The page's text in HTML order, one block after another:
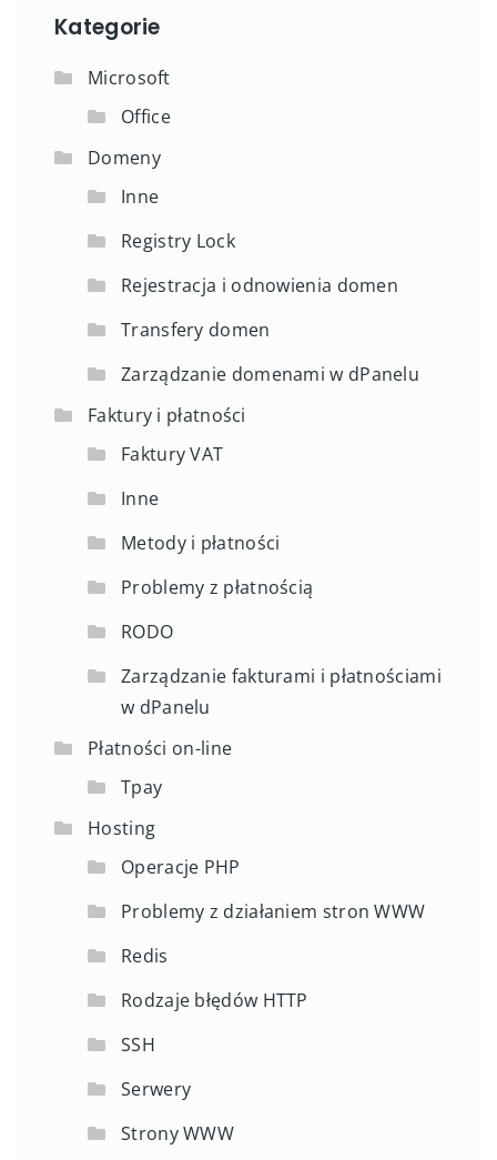
Kategorie
Microsoft
Office
Domeny
Inne
Registry Lock
Rejestracja i odnowienia domen
Transfery domen
Zarządzanie domenami w dPanelu
Faktury i płatności
Faktury VAT
Inne
Metody i płatności
Problemy z płatnością
RODO
Zarządzanie fakturami i płatnościami
w dPanelu
Płatności on-line
Tpay
Hosting
Operacje PHP
Problemy z działaniem stron WWW
Redis
Rodzaje błędów HTTP
SSH
Serwery
Strony WWW